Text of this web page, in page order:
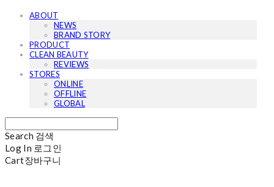
ABOUT
NEWS
BRAND STORY
PRODUCT
CLEAN BEAUTY
REVIEWS
STORES
ONLINE
OFFLINE
GLOBAL
Search 검색
Log In 로그인
Cart장바구니